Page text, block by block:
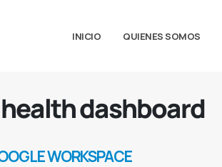
INICIO QUIENES SOMOS
dashboard
WORKSPACE